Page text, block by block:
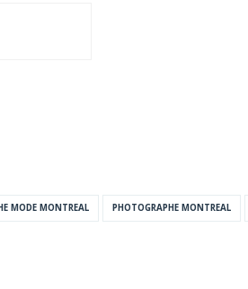
MODE MONTREAL PHOTOGRAPHE MONTREAL